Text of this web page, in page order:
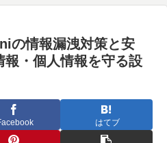
の情報漏洩対策と安
報・個人情報を守る設
はてブ